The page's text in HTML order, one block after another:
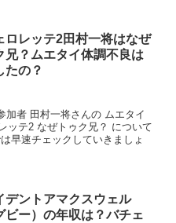
した。
あこの間に」
ロレッテ2田村一将はなぜ
兄？ムエタイ体調不良は
たの？
加者 田村一将さんの ムエタイ
ッテ2 なぜトゥク兄？ について
早速チェックしていきましょ
デントアマクスウェル
ビー）の年収は？バチェ